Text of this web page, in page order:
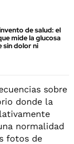
de salud: el
mide la glucosa
sin dolor ni
sobre
donde la
normalidad
fotos de